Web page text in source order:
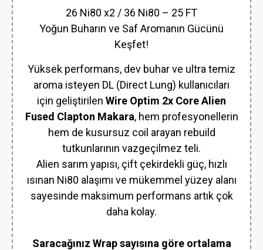
26 Ni80 x2 / 36 Ni80 – 25 FT
Yoğun Buharın ve Saf Aromanın Gücünü
Keşfet!
Yüksek performans, dev buhar ve ultra temiz
aroma isteyen DL (Direct Lung) kullanıcıları
için geliştirilen Wire Optim 2x Core Alien
Fused Clapton Makara, hem profesyonellerin
hem de kusursuz coil arayan rebuild
tutkunlarının vazgeçilmez teli.
Alien sarım yapısı, çift çekirdekli güç, hızlı
ısınan Ni80 alaşımı ve mükemmel yüzey alanı
sayesinde maksimum performans artık çok
daha kolay.
Saracağınız Wrap sayısına göre ortalama